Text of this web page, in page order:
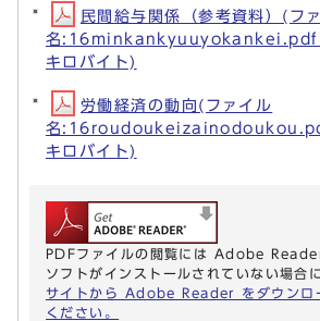
民間給与関係（参考資料）(フ
名:16minkankyuuyokankei.pdf
キロバイト)
労働経済の動向(ファイル
名
キロバイト)
PDFファイルの閲覧には Adobe
ソフトがインストールされていない場合
サイトから Adobe Reader をダウンロ
ください。